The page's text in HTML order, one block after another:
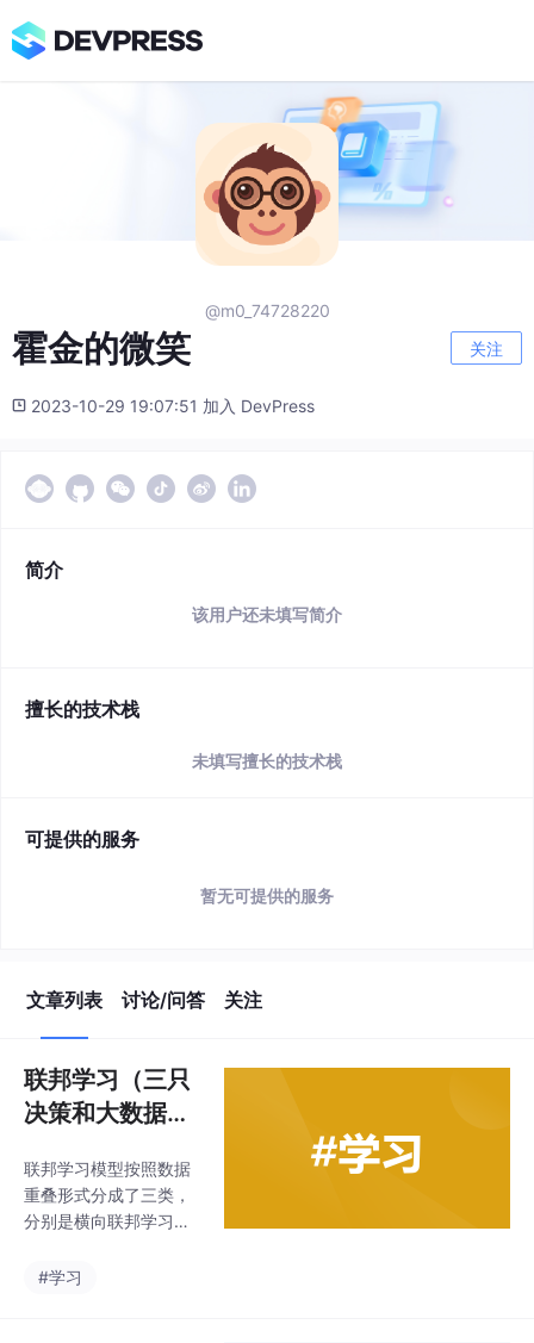
@m0_74728220
霍金的微笑 关注
2023-10-29 19:07:51 加入 DevPress
简介
该用户还未填写简介
擅长的技术栈
未填写擅长的技术栈
可提供的服务
暂无可提供的服务
文章列表 讨论/问答 关注
联邦学习（三只
决策和大数据分
联邦学习模型按照数据
重叠形式分成了三类，
分别是横向联邦学习、
移学习。横向联邦学习
#学习